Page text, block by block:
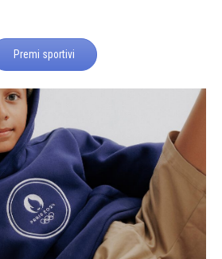
Premi sportivi